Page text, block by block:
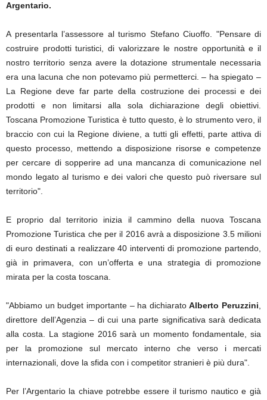
Argentario.
A presentarla l’assessore al turismo Stefano Ciuoffo. "Pensare di
costruire prodotti turistici, di valorizzare le nostre opportunità e il
nostro territorio senza avere la dotazione strumentale necessaria
era una lacuna che non potevamo più permetterci. – ha spiegato –
La Regione deve far parte della costruzione dei processi e dei
prodotti e non limitarsi alla sola dichiarazione degli obiettivi.
Toscana Promozione Turistica è tutto questo, è lo strumento vero, il
braccio con cui la Regione diviene, a tutti gli effetti, parte attiva di
questo processo, mettendo a disposizione risorse e competenze
per cercare di sopperire ad una mancanza di comunicazione nel
mondo legato al turismo e dei valori che questo può riversare sul
territorio".
E proprio dal territorio inizia il cammino della nuova Toscana
Promozione Turistica che per il 2016 avrà a disposizione 3.5 milioni
di euro destinati a realizzare 40 interventi di promozione partendo,
già in primavera, con un’offerta e una strategia di promozione
mirata per la costa toscana.
"Abbiamo un budget importante – ha dichiaratoAlberto Peruzzini
direttore dell’Agenzia – di cui una parte significativa sarà dedicata
alla costa. La stagione 2016 sarà un momento fondamentale, sia
per la promozione sul mercato interno che verso i mercati
internazionali, dove la sfida con i competitor stranieri è più dura".
Per l’Argentario la chiave potrebbe essere il turismo nautico e già